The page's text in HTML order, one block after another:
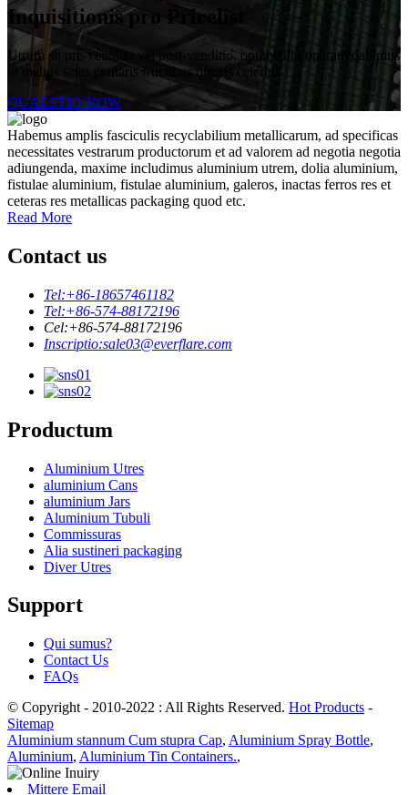
Inquisitionis pro Pricelist
Utrum sit pre-venditio vel post-venditio, optime tibi operam dabimus
ut melius scias et utaris fructibus nostris celerius.
QUAESTIO NOW
Habemus amplis fasciculis recyclabilium metallicarum, ad specificas
necessitates vestrarum productorum et ad valorem ad negotia negotia
adiungenda, maxime includimus aluminium utrem, dolia aluminium,
fistulae aluminium, fistulae aluminium, galeros, inactas ferros res et
ceteras res metallicas packaging quod etc.
Read More
Contact us
Tel:+86-18657461182
Tel:+86-574-88172196
Cel:+86-574-88172196
Inscriptio:sale03@everflare.com
Productum
Aluminium Utres
aluminium Cans
aluminium Jars
Aluminium Tubuli
Commissuras
Alia sustineri packaging
Diver Utres
Support
Qui sumus?
Contact Us
FAQs
© Copyright - 2010-2022 : All Rights Reserved. Hot Products -
Sitemap
Aluminium stannum Cum stupra Cap, Aluminium Spray Bottle,
Aluminium, Aluminium Tin Containers.,
Mittere Email